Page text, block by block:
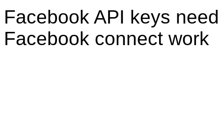
Facebook API keys
Facebook connect work